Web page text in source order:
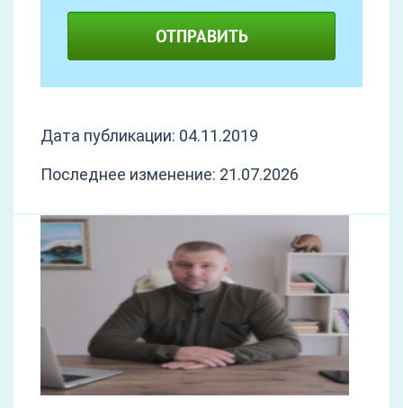
ОТПРАВИТЬ
Дата публикации: 04.11.2019
Последнее изменение: 21.07.2026